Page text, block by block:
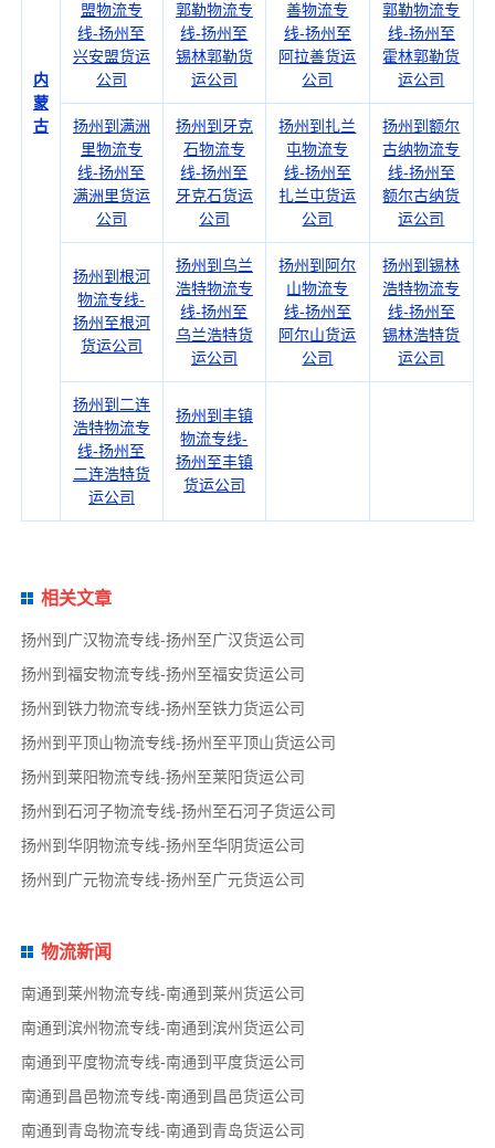
内
蒙
古
盟物流专
线-扬州至
兴安盟货运
公司
郭勒物流专
线-扬州至
锡林郭勒货
运公司
善物流专
线-扬州至
阿拉善货运
公司
郭勒物流专
线-扬州至
霍林郭勒货
运公司
扬州到满洲
里物流专
线-扬州至
满洲里货运
公司
扬州到牙克
石物流专
线-扬州至
牙克石货运
公司
扬州到扎兰
屯物流专
线-扬州至
扎兰屯货运
公司
扬州到额尔
古纳物流专
线-扬州至
额尔古纳货
运公司
扬州到根河
物流专线-
扬州至根河
货运公司
扬州到乌兰
浩特物流专
线-扬州至
乌兰浩特货
运公司
扬州到阿尔
山物流专
线-扬州至
阿尔山货运
公司
扬州到锡林
浩特物流专
线-扬州至
锡林浩特货
运公司
扬州到二连
浩特物流专
线-扬州至
二连浩特货
运公司
扬州到丰镇
物流专线-
扬州至丰镇
货运公司
相关文章
扬州到广汉物流专线-扬州至广汉货运公司
扬州到福安物流专线-扬州至福安货运公司
扬州到铁力物流专线-扬州至铁力货运公司
扬州到平顶山物流专线-扬州至平顶山货运公司
扬州到莱阳物流专线-扬州至莱阳货运公司
扬州到石河子物流专线-扬州至石河子货运公司
扬州到华阴物流专线-扬州至华阴货运公司
扬州到广元物流专线-扬州至广元货运公司
物流新闻
南通到莱州物流专线-南通到莱州货运公司
南通到滨州物流专线-南通到滨州货运公司
南通到平度物流专线-南通到平度货运公司
南通到昌邑物流专线-南通到昌邑货运公司
南通到青岛物流专线-南通到青岛货运公司